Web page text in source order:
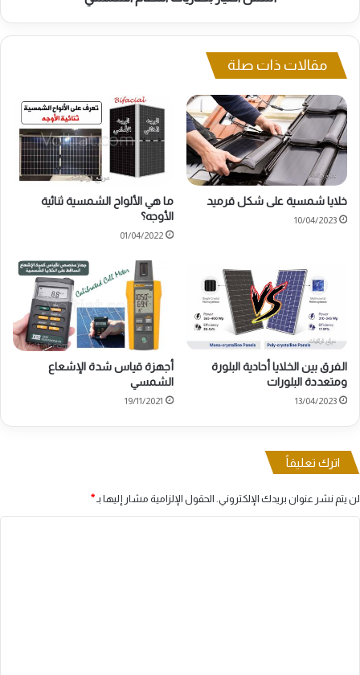
مقالات ذات صلة
خلايا شمسية على شكل قرميد
10/04/2023
ما هي الألواح الشمسية ثنائية
الأوجه؟
01/04/2022
الفرق بين الخلايا أحادية البلورة
ومتعددة البلورات
13/04/2023
أجهزة قياس شدة الإشعاع
الشمسي
19/11/2021
اترك تعليقاً
لن يتم نشر عنوان بريدك الإلكتروني. الحقول الإلزامية مشار إليها بـ *